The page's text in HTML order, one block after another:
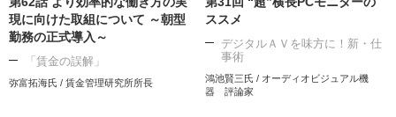
現に向けた取組について ～朝型
勤務の正式導入～
「賃金の誤解」
弥富拓海氏 / 賃金管理研究所所長
ススメ
デジタルＡＶを味方に！新・仕
事術
鴻池賢三氏 / オーディオビジュアル機
器 評論家